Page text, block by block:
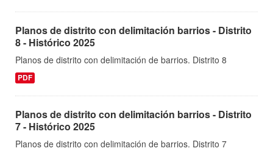
Planos de distrito con delimitación barrios - Distrito
8 - Histórico 2025
Planos de distrito con delimitación de barrios. Distrito 8
PDF
Planos de distrito con delimitación barrios - Distrito
7 - Histórico 2025
Planos de distrito con delimitación de barrios. Distrito 7